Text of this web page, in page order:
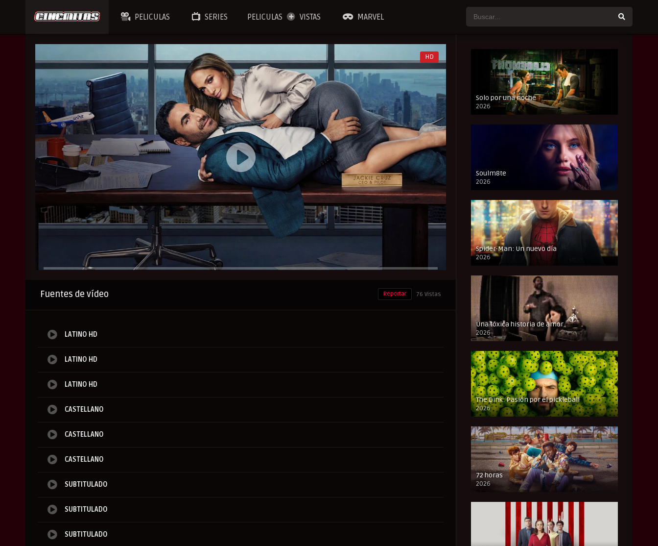
PELICULAS SERIES PELICULAS VISTAS MARVEL
HD
Fuentes de vídeo 76 Vistas
Reportar
LATINO HD
LATINO HD
LATINO HD
CASTELLANO
CASTELLANO
CASTELLANO
SUBTITULADO
SUBTITULADO
SUBTITULADO
Solo por una noche
2026
CAM
Soulm8te
2026
FULL HD
Spider-Man: Un nuevo día
2026
CAM
Una tóxica historia de amor
2026
FULL HD
The Dink: Pasión por el pickleball
2026
FULL HD
72 horas
2026
FULL HD